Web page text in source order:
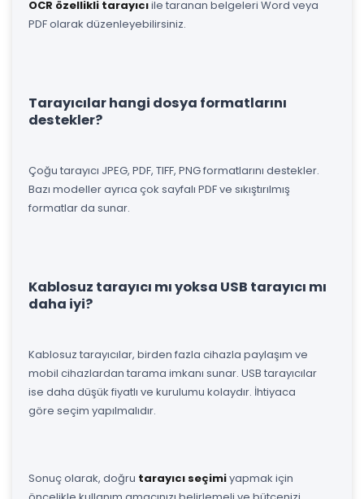
OCR özellikli tarayıcıile taranan belgeleri Word veya
PDF olarak düzenleyebilirsiniz.
Tarayıcılar hangi dosya formatlarını
destekler?
Çoğu tarayıcı JPEG, PDF, TIFF, PNG formatlarını destekler.
Bazı modeller ayrıca çok sayfalı PDF ve sıkıştırılmış
formatlar da sunar.
Kablosuz tarayıcı mı yoksa USB tarayıcı mı
daha iyi?
Kablosuz tarayıcılar, birden fazla cihazla paylaşım ve
mobil cihazlardan tarama imkanı sunar. USB tarayıcılar
ise daha düşük fiyatlı ve kurulumu kolaydır. İhtiyaca
göre seçim yapılmalıdır.
Sonuç olarak, doğru tarayıcı seçimiyapmak için